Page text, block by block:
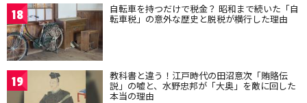
18 自転車を持つだけで税金？ 昭和まで続いた「自
転車税」の意外な歴史と脱税が横行した理由
19 教科書と違う！江戸時代の田沼意次「賄賂伝
説」の嘘と、水野忠邦が「大奥」を敵に回した
本当の理由